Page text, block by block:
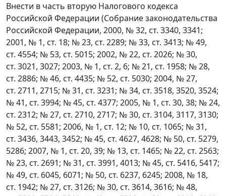
Внести в часть вторую Налогового кодекса
Российской Федерации (Собрание законодательства
Российской Федерации, 2000, № 32, ст. 3340, 3341;
2001, № 1, ст. 18; № 23, ст. 2289; № 33, ст. 3413; № 49,
ст. 4554; № 53, ст. 5015; 2002, № 22, ст. 2026; № 30,
ст. 3021, 3027; 2003, № 1, ст. 2, 6; № 21, ст. 1958; № 28,
ст. 2886; № 46, ст. 4435; № 52, ст. 5030; 2004, № 27,
ст. 2711, 2715; № 31, ст. 3231; № 34, ст. 3518, 3520, 3524;
№ 41, ст. 3994; № 45, ст. 4377; 2005, № 1, ст. 30, 38; № 24,
ст. 2312; № 27, ст. 2710, 2717; № 30, ст. 3104, 3117, 3130;
№ 52, ст. 5581; 2006, № 1, ст. 12; № 10, ст. 1065; № 31,
ст. 3436, 3443, 3452; № 45, ст. 4627, 4628; № 50, ст. 5279,
5286; 2007, № 1, ст. 20, 39; № 13, ст. 1465; № 22, ст. 2563;
№ 23, ст. 2691; № 31, ст. 3991, 4013; № 45, ст. 5416, 5417;
№ 49, ст. 6045, 6071; № 50, ст. 6237, 6245; 2008, № 18,
ст. 1942; № 27, ст. 3126; № 30, ст. 3614, 3616; № 48,